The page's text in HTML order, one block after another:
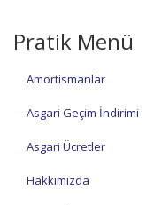
Pratik Menü
Amortismanlar
Asgari Geçim İndirimi
Asgari Ücretler
Hakkımızda